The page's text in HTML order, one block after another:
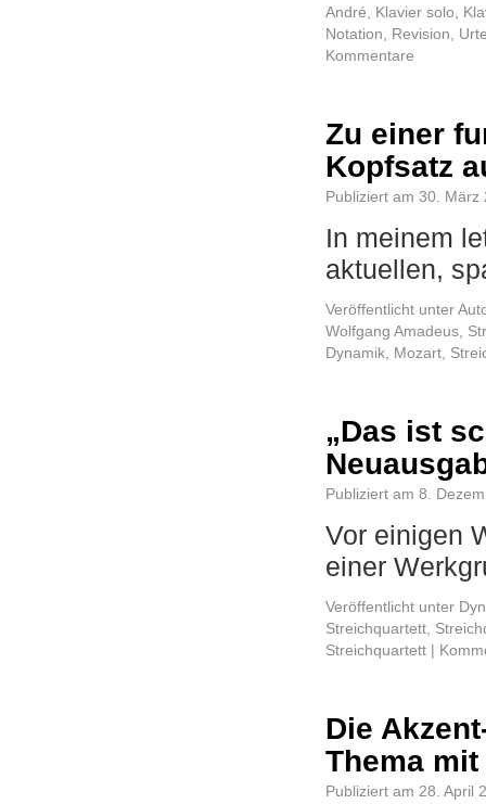
André
Klavier solo
Notation
Revision
Kommentare
Zu einer
Kopfsatz
Publiziert am 30. März
In meinem
aktuellen,
Veröffentlicht unter
Wolfgang Amadeus
Dynamik Mozart
„Das ist
Publiziert am 8.
Vor einigen
einer
Veröffentlicht unter
Streichquartett
Streichquartett |
Die
Thema
Publiziert am 28. April